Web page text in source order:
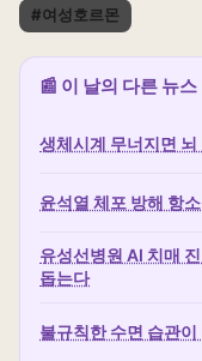
#여성호르몬
📰 이 날의 다른 뉴스
생체시계 무너지면
윤석열 체포 방해 항
유성선병원 AI 치매
돕는다
불규칙한 수면 습관